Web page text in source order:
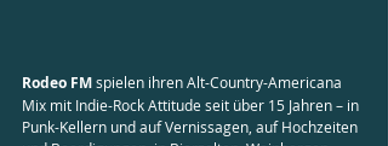
Rodeo FM spielen ihren Alt-Country-Americana
Mix mit Indie-Rock Attitude seit über 15 Jahren – in
Punk-Kellern und auf Vernissagen, auf Hochzeiten